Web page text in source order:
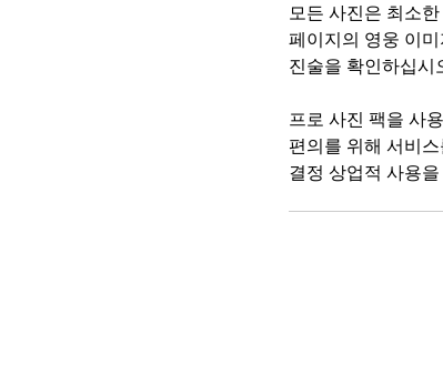
모든 사진은 최소
페이지의 영웅 이
진술을 확인하십시
프로 사진 팩을 사
편의를 위해 서비
결정 상업적 사용